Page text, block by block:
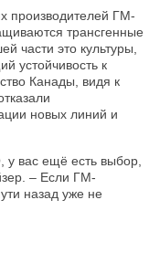
производителей ГМ-
трансгенные
части это культуры,
устойчивость к
Канады, видя к
новых линий и
вас ещё есть выбор,
– Если ГМ-
назад уже не